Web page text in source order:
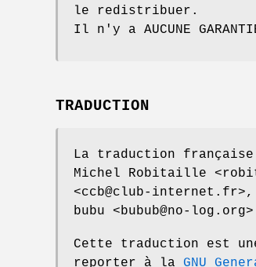
le redistribuer.
Il n'y a AUCUNE
TRADUCTION
La traduction
Michel Robitaille
<ccb@club-internet.fr>,
bubu <bubub@no-log.org>
Cette traduction est
reporter à la GNU